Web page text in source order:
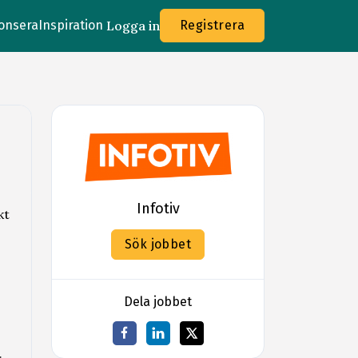
Inspiration Logga in Registrera
Infotiv
Sök jobbet
Dela jobbet